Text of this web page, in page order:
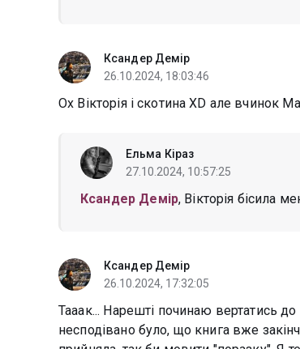
Ксандер Демір
26.10.2024, 18:03:46
Ох Вікторія і скотина ХD але вчинок
Ельма Кіраз
27.10.2024, 10:57:25
Ксандер Демір, Вікторія бісила
Ксандер Демір
26.10.2024, 17:32:05
Тааак... Нарешті починаю вертатись
несподівано було, що книга вже